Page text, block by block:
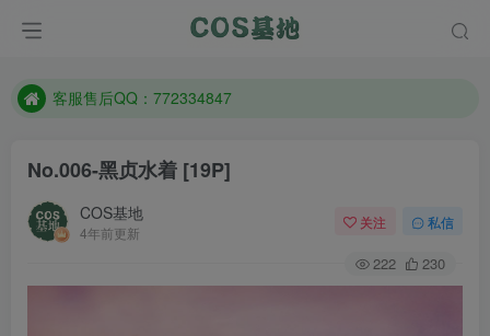
遇到任何问题加客服QQ：772334847
客服售后QQ：772334847
防失联：百度搜索《一七天佳》，实时查看最新站点。
No.006-黑贞水着 [19P]
COS基地
4年前更新
关注 私信
222 230